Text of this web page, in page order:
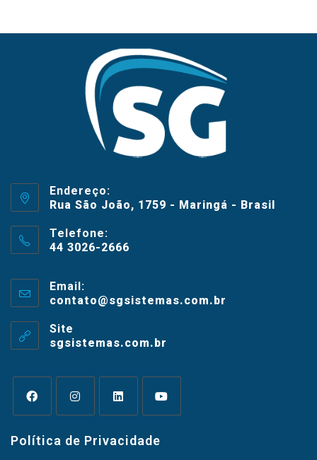
Endereço:
Rua São João, 1759 - Maringá - Brasil
Telefone:
44 3026-2666
Email:
contato@sgsistemas.com.br
Site
sgsistemas.com.br
Política de Privacidade